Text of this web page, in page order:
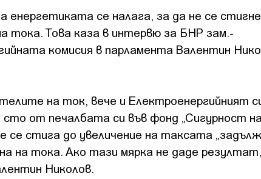
енергетиката се налага, за да не се
тока. Това каза в интервю за БНР зам.-
комисия в парламента Валентин
на ток, вече и Електроенергийният
сто от печалбата си във фонд „Сигурност
стига до увеличение на таксата
на тока. Ако тази мярка не даде
Николов.